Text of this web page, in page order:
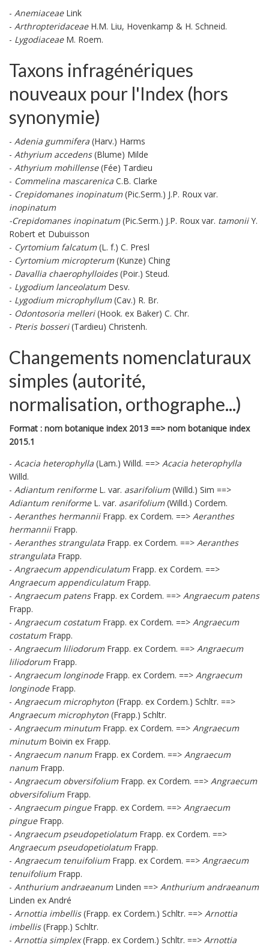
- AnemiaceaeLink
- ArthropteridaceaeH.M. Liu, Hovenkamp & H. Schneid.
- LygodiaceaeM. Roem.
Taxons infragénériques
nouveaux pour l'Index (hors
synonymie)
- Adenia gummifera (Harv.) Harms
- Athyrium accedens(Blume) Milde
- Athyrium mohillense(Fée) Tardieu
- Commelina mascarenica C.B. Clarke
- Crepidomanes inopinatum(Pic.Serm.) J.P. Roux var.
inopinatum
-Crepidomanes inopinatum(Pic.Serm.) J.P. Roux var. tamoniiY.
Robert et Dubuisson
- Cyrtomium falcatum(L. f.) C. Presl
- Cyrtomium micropterum(Kunze) Ching
- Davallia chaerophylloides(Poir.) Steud.
- Lygodium lanceolatumDesv.
- Lygodium microphyllum(Cav.) R. Br.
- Odontosoria melleri(Hook. ex Baker) C. Chr.
- Pteris bosseri(Tardieu) Christenh.
Changements nomenclaturaux
simples (autorité,
normalisation, orthographe...)
Format : nom botanique index 2013 ==> nom botanique index
2015.1
- Acacia heterophylla (Lam.) Willd. ==> Acacia heterophylla
Willd.
- Adiantum reniformeL. var. asarifolium(Willd.) Sim ==>
Adiantum reniformeL. var. asarifolium(Willd.) Cordem.
- Aeranthes hermanniiFrapp. ex Cordem. ==> Aeranthes
hermanniiFrapp.
- Aeranthes strangulata Frapp. ex Cordem. ==> Aeranthes
strangulata Frapp.
- Angraecum appendiculatumFrapp. ex Cordem. ==>
Angraecum appendiculatumFrapp.
- Angraecum patensFrapp. ex Cordem. ==> Angraecum patens
Frapp.
- Angraecum costatumFrapp. ex Cordem. ==> Angraecum
costatumFrapp.
- Angraecum liliodorumFrapp. ex Cordem. ==> Angraecum
liliodorumFrapp.
- Angraecum longinodeFrapp. ex Cordem. ==> Angraecum
longinodeFrapp.
- Angraecum microphyton (Frapp. ex Cordem.) Schltr. ==>
Angraecum microphyton (Frapp.) Schltr.
- Angraecum minutumFrapp. ex Cordem. ==> Angraecum
minutumBoivin ex Frapp.
- Angraecum nanumFrapp. ex Cordem. ==> Angraecum
nanumFrapp.
- Angraecum obversifoliumFrapp. ex Cordem. ==> Angraecum
obversifoliumFrapp.
- Angraecum pingueFrapp. ex Cordem. ==> Angraecum
pingueFrapp.
- Angraecum pseudopetiolatumFrapp. ex Cordem. ==>
Angraecum pseudopetiolatumFrapp.
- Angraecum tenuifoliumFrapp. ex Cordem. ==> Angraecum
tenuifoliumFrapp.
- Anthurium andraeanumLinden ==> Anthurium andraeanum
Linden ex André
- Arnottia imbellis(Frapp. ex Cordem.) Schltr. ==> Arnottia
imbellis(Frapp.) Schltr.
- Arnottia simplex(Frapp. ex Cordem.) Schltr. ==> Arnottia